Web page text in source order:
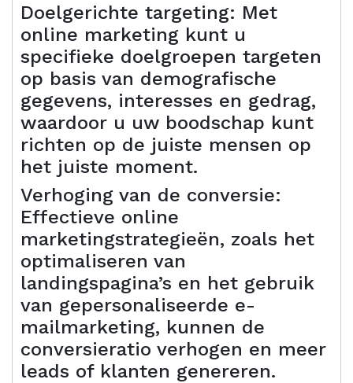
Doelgerichte targeting: Met
online marketing kunt u
specifieke doelgroepen targeten
op basis van demografische
gegevens, interesses en gedrag,
waardoor u uw boodschap kunt
richten op de juiste mensen op
het juiste moment.
Verhoging van de conversie:
Effectieve online
marketingstrategieën, zoals het
optimaliseren van
landingspagina’s en het gebruik
van gepersonaliseerde e-
mailmarketing, kunnen de
conversieratio verhogen en meer
leads of klanten genereren.